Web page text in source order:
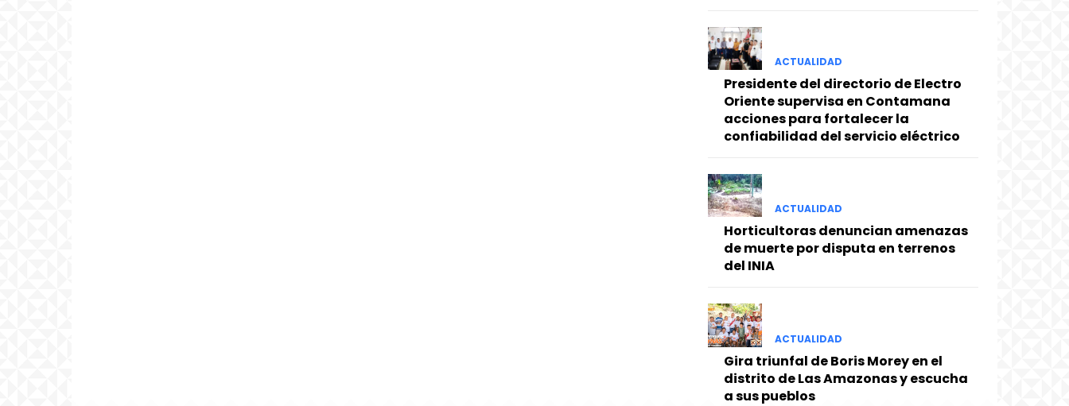
ACTUALIDAD
Presidente del directorio de Electro
Oriente supervisa en Contamana
acciones para fortalecer la
confiabilidad del servicio eléctrico
ACTUALIDAD
Horticultoras denuncian amenazas
de muerte por disputa en terrenos
del INIA
ACTUALIDAD
Gira triunfal de Boris Morey en el
distrito de Las Amazonas y escucha
a sus pueblos